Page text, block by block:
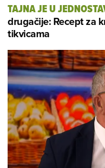
TAJNA JE U
drugačije: Recept za
tikvicama